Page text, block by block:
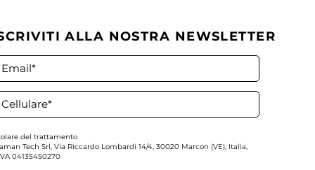
di investimento in
10 attuali idee per il
ALLA NOSTRA NEWSLETTER
del trattamento
Tech Srl, Via Riccardo Lombardi 14/4, 30020 Marcon (VE), Italia,
04135450270